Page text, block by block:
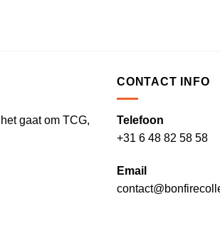
gaat om TCG,
CONTACT INFO
Telefoon
+31 6 48 82 58 58
Email